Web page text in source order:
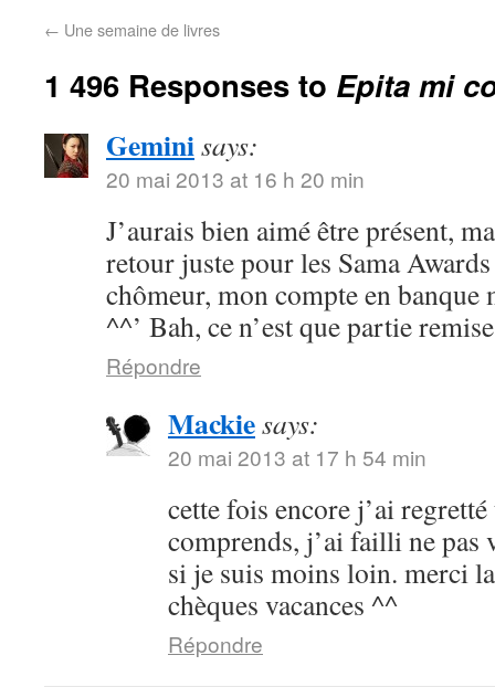
← Une semaine de livres
1 496 Responses to Epita mi
Geminisays:
20 mai 2013 at 16 h 20 min
J’aurais bien aimé être présent,
retour juste pour les Sama
chômeur, mon compte en banque
^^’ Bah, ce n’est que partie
Répondre
Mackiesays:
20 mai 2013 at 17 h 54 min
cette fois encore j’ai
comprends, j’ai failli ne pas
si je suis moins loin. merci
chèques vacances ^^
Répondre